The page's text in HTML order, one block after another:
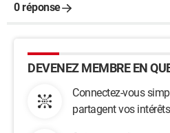
0 réponse
DEVENEZ MEMBRE EN
Connectez-vous
partagent vos intérêts